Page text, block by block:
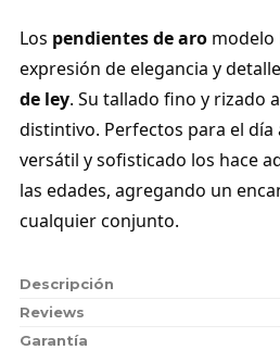
Los pendientes de aro modelo
expresión de elegancia y
de ley. Su tallado fino y rizado
distintivo. Perfectos para el día
versátil y sofisticado los hace
las edades, agregando un
cualquier conjunto.
Descripción
Reviews
Garantía